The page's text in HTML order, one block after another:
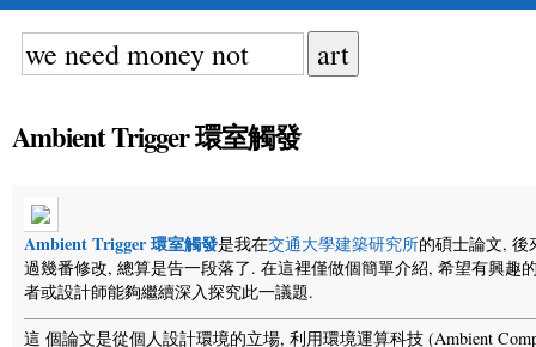
Ambient Trigger 環室觸發
Ambient Trigger 環室觸發是我在交通大學建築研究所的碩士論文, 後
過幾番修改, 總算是告一段落了. 在這裡僅做個簡單介紹, 希望有興趣
者或設計師能夠繼續深入探究此一議題.
這 個論文是從個人設計環境的立場, 利用環境運算科技 (Ambient